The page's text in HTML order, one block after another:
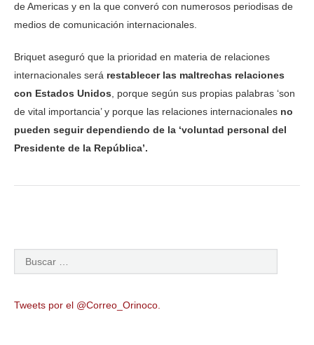
de Americas y en la que converó con numerosos periodisas de
medios de comunicación internacionales.
Briquet aseguró que la prioridad en materia de relaciones
internacionales será restablecer las maltrechas relaciones
con Estados Unidos , porque según sus propias palabras ‘son
de vital importancia’ y porque las relaciones internacionales no
pueden seguir dependiendo de la ‘voluntad personal del
Presidente de la República’.
Tweets por el @Correo_Orinoco.